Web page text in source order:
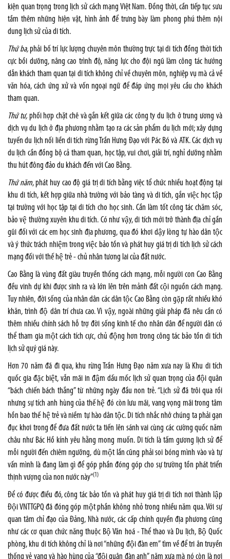
kiện quan trọng trong lịch sử cách mạng Việt Nam. Đồng thời, cần tiếp tục sưu
tầm thêm những hiện vật, hình ảnh để trưng bày làm phong phú thêm nội
dung lịch sử của di tích.
Thứ ba,phải bố trí lực lượng chuyên môn thường trực tại di tích đồng thời tích
cực bồi dưỡng, nâng cao trình độ, năng lực cho đội ngũ làm công tác hướng
dẫn khách tham quan tại di tích không chỉ về chuyên môn, nghiệp vụ mà cả về
văn hóa, cách ứng xử và vốn ngoại ngữ để đáp ứng mọi yêu cầu cho khách
tham quan.
Thứ tư,phối hợp chặt chẽ và gắn kết giữa các công ty du lịch ở trung ương và
dịch vụ du lịch ở địa phương nhằm tạo ra các sản phẩm du lịch mới; xây dựng
tuyến du lịch nối liền di tích rừng Trần Hưng Đạo với Pác Bó và ATK. Các dịch vụ
du lịch cần đồng bộ cả tham quan, học tập, vui chơi, giải trí, nghỉ dưỡng nhằm
thu hút đông đảo du khách đến với Cao Bằng.
Thứ năm, phát huy cao độ giá trị di tích bằng việc tổ chức nhiều hoạt động tại
khu di tích, kết hợp giữa nhà trường với bảo tàng và di tích, gắn việc học tập
tại trường với học tập tại di tích cho học sinh. Cần làm tốt công tác chăm sóc,
bảo vệ thường xuyên khu di tích. Có như vậy, di tích mới trở thành địa chỉ gần
gũi đối với các em học sinh địa phương, qua đó khơi dậy lòng tự hào dân tộc
và ý thức trách nhiệm trong việc bảo tồn và phát huy giá trị di tích lịch sử cách
mạng đối với thế hệ trẻ - chủ nhân tương lai của đất nước.
Cao Bằng là vùng đất giàu truyền thống cách mạng, mỗi người con Cao Bằng
đều vinh dự khi được sinh ra và lớn lên trên mảnh đất cội nguồn cách mạng.
Tuy nhiên, đời sống của nhân dân các dân tộc Cao Bằng còn gặp rất nhiều khó
khăn, trình độ dân trí chưa cao. Vì vậy, ngoài những giải pháp đã nêu cần có
thêm nhiều chính sách hỗ trợ đời sống kinh tế cho nhân dân để người dân có
thể tham gia một cách tích cực, chủ động hơn trong công tác bảo tồn di tích
lịch sử quý giá này.
Hơn 70 năm đã đi qua, khu rừng Trần Hưng Đạo năm xưa nay là Khu di tích
quốc gia đặc biệt, vẫn mãi in đậm dấu mốc lịch sử quan trọng của đội quân
“bách chiến bách thắng” từ những ngày đầu non trẻ. “Lịch sử đã trôi qua rồi
nhưng sự tích anh hùng của thế hệ đó còn lưu mãi, vang vọng mãi trong tâm
hồn bao thế hệ trẻ và niềm tự hào dân tộc. Di tích nhắc nhở chúng ta phải gạn
đục khơi trong để đưa đất nước ta tiến lên sánh vai cùng các cường quốc năm
châu như Bác Hồ kính yêu hằng mong muốn. Di tích là tấm gương lịch sử để
mỗi người đến chiêm ngưỡng, dù một lần cũng phải soi bóng mình vào và tự
vấn mình là đang làm gì để góp phần đóng góp cho sự trường tồn phát triển
thịnh vượng của non nước này”(1)
Để có được điều đó, công tác bảo tồn và phát huy giá trị di tích nơi thành lập
Đội VNTTGPQ đã đóng góp một phần không nhỏ trong nhiều năm qua. Với sự
quan tâm chỉ đạo của Đảng, Nhà nước, các cấp chính quyền địa phương cũng
như các cơ quan chức năng thuộc Bộ Văn hoá - Thể thao và Du lịch, Bộ Quốc
phòng, khu di tích không chỉ là nơi “những đội đàn em” tìm về để tri ân truyền
thống vẻ vang và hào hùng của “đội quân đàn anh” năm xưa mà nó còn là nơi